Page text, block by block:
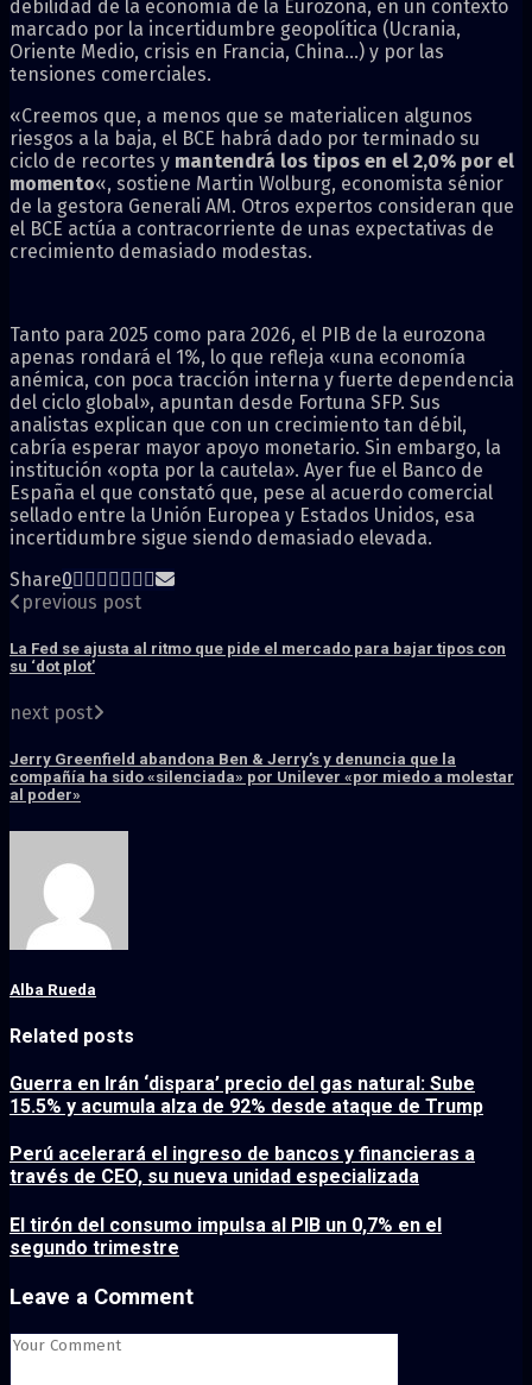
debilidad de la economía de la Eurozona, en un contexto
marcado por la incertidumbre geopolítica (Ucrania,
Oriente Medio, crisis en Francia, China…) y por las
tensiones comerciales.
«Creemos que, a menos que se materialicen algunos
riesgos a la baja, el BCE habrá dado por terminado su
ciclo de recortes y mantendrá los tipos en el 2,0% por el
momento«, sostiene Martin Wolburg, economista sénior
de la gestora Generali AM. Otros expertos consideran que
el BCE actúa a contracorriente de unas expectativas de
crecimiento demasiado modestas.
Tanto para 2025 como para 2026, el PIB de la eurozona
apenas rondará el 1%, lo que refleja «una economía
anémica, con poca tracción interna y fuerte dependencia
del ciclo global», apuntan desde Fortuna SFP. Sus
analistas explican que con un crecimiento tan débil,
cabría esperar mayor apoyo monetario. Sin embargo, la
institución «opta por la cautela». Ayer fue el Banco de
España el que constató que, pese al acuerdo comercial
sellado entre la Unión Europea y Estados Unidos, esa
incertidumbre sigue siendo demasiado elevada.
Share0
previous post
La Fed se ajusta al ritmo que pide el mercado para bajar tipos con
su ‘dot plot’
next post
Jerry Greenfield abandona Ben & Jerry’s y denuncia que la
compañía ha sido «silenciada» por Unilever «por miedo a molestar
al poder»
Alba Rueda
Related posts
Guerra en Irán ‘dispara’ precio del gas natural: Sube
15.5% y acumula alza de 92% desde ataque de Trump
Perú acelerará el ingreso de bancos y financieras a
través de CEO, su nueva unidad especializada
El tirón del consumo impulsa al PIB un 0,7% en el
segundo trimestre
Leave a Comment